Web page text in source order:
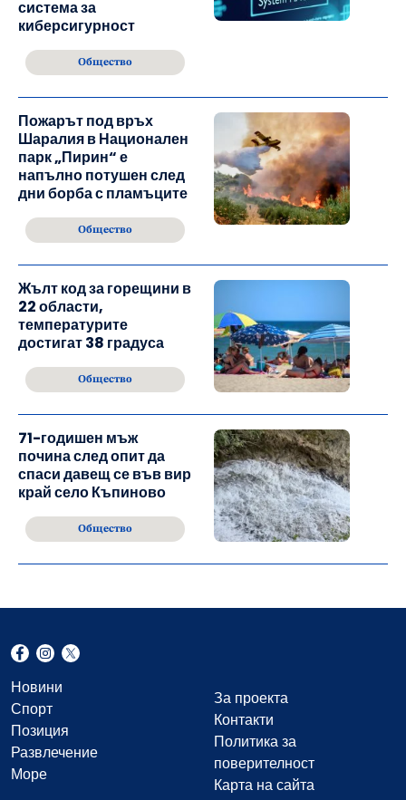
система за
киберсигурност
Общество
Пожарът под връх
Шаралия в Национален
парк „Пирин“ е
напълно потушен след
дни борба с пламъците
Общество
Жълт код за горещини в
22 области,
температурите
достигат 38 градуса
Общество
71-годишен мъж
почина след опит да
спаси давещ се във вир
край село Къпиново
Общество
Новини
Спорт
Позиция
Развлечение
Море
За проекта
Контакти
Политика за
поверителност
Карта на сайта